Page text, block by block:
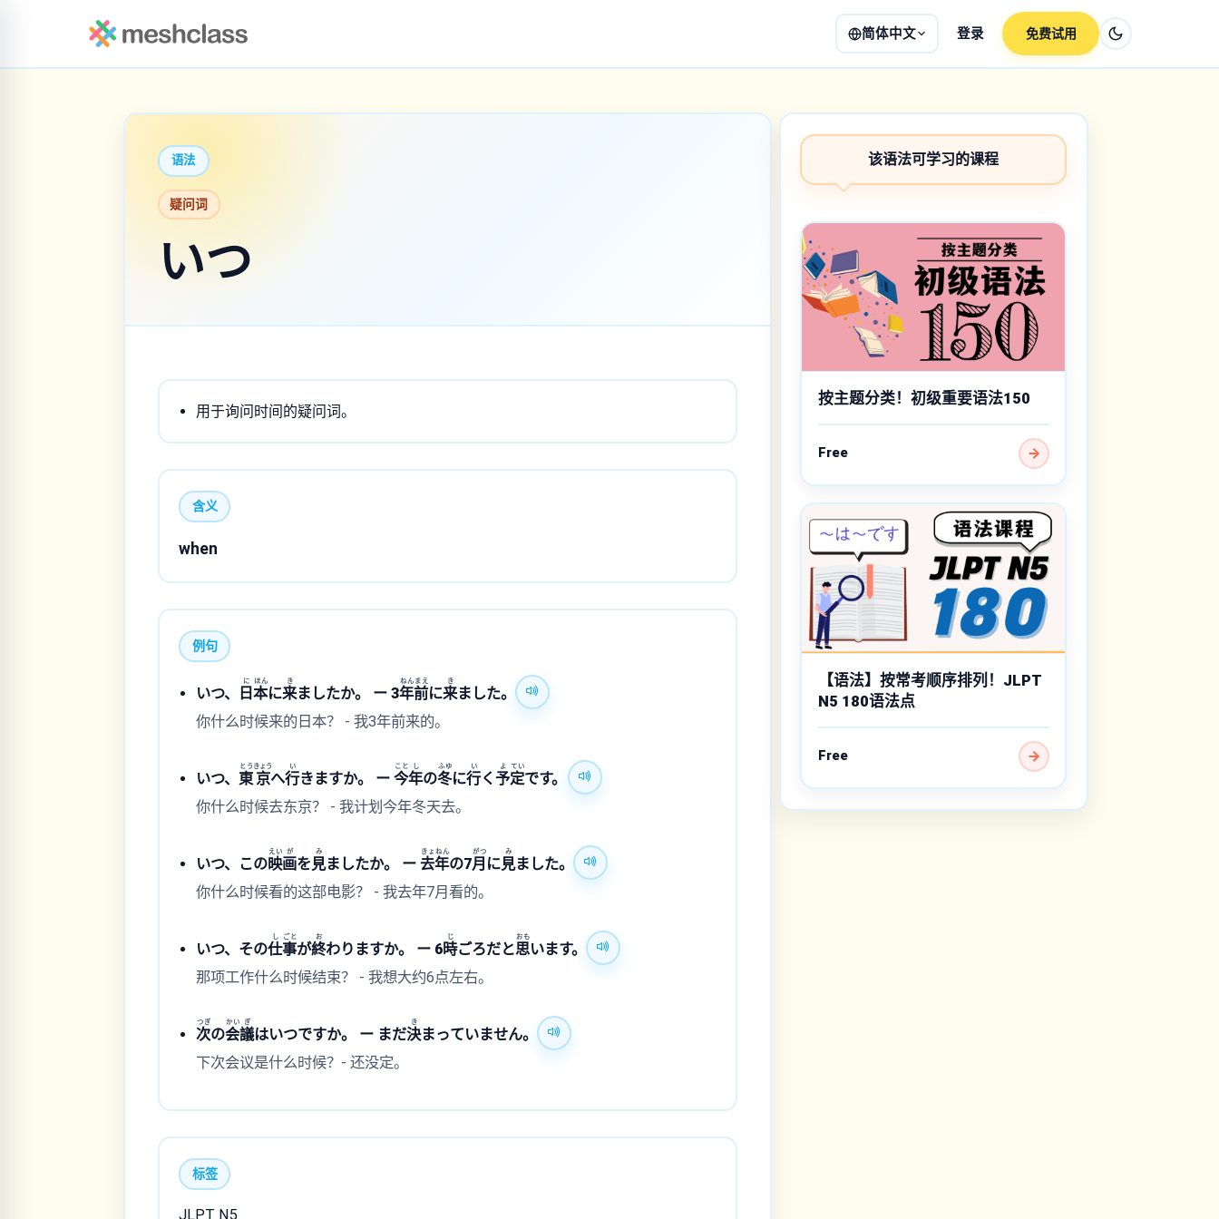
简体中文 登录 免费试用
语法
疑问词
いつ
用于询问时间的疑问词。
含义
when
例句
いつ、 日
に
本
ほん
に来
き
ましたか。 ー 3年
ねん
前
まえ
に来
き
ました。
你什么时候来的日本？ - 我3年前来的。
いつ、 東
とう
京
きょう
へ行
い
きますか。 ー今
こと
年
し
の冬
ふゆ
に行
い
く予
よ
定
てい
です。
你什么时候去东京？ - 我计划今年冬天去。
いつ、この映
えい
画
が
を見
み
ましたか。 ー去
きょ
年
ねん
の7月
がつ
に見
み
ました。
你什么时候看的这部电影？ - 我去年7月看的。
いつ、その仕
し
事
ごと
が終
お
わりますか。 ー 6時
じ
ごろだと思
おも
います。
那项工作什么时候结束？ - 我想大约6点左右。
次
つぎ
の会
かい
議
ぎ
はいつですか。 ー まだ決
き
まっていません。
下次会议是什么时候？- 还没定。
标签
JLPT N5
该语法可学习的课程
按主题分类！初级重要语法150
Free
【语法】按常考顺序排列！JLPT
N5 180语法点
Free